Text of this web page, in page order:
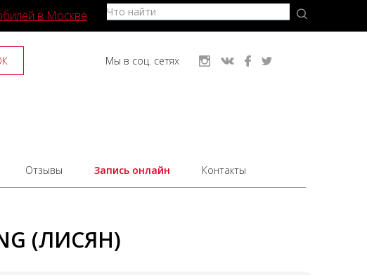
в Москве
Мы в соц. сетях
Отзывы Запись онлайн Контакты
(ЛИСЯН)